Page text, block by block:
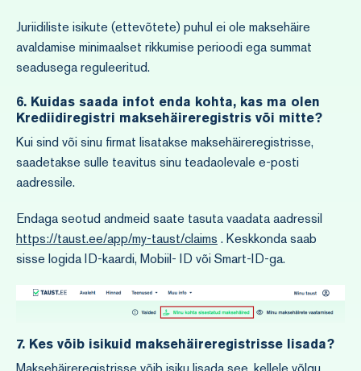
Juriidiliste isikute (ettevõtete) puhul ei ole maksehäire
avaldamise minimaalset rikkumise perioodi ega summat
seadusega reguleeritud.
6. Kuidas saada infot enda kohta, kas ma olen
Krediidiregistri maksehäireregistris või mitte?
Kui sind või sinu firmat lisatakse maksehäireregistrisse,
saadetakse sulle teavitus sinu teadaolevale e-posti
aadressile.
Endaga seotud andmeid saate tasuta vaadata aadressil
https://taust.ee/app/my-taust/claims . Keskkonda saab
sisse logida ID-kaardi, Mobiil- ID või Smart-ID-ga.
7. Kes võib isikuid maksehäireregistrisse lisada?